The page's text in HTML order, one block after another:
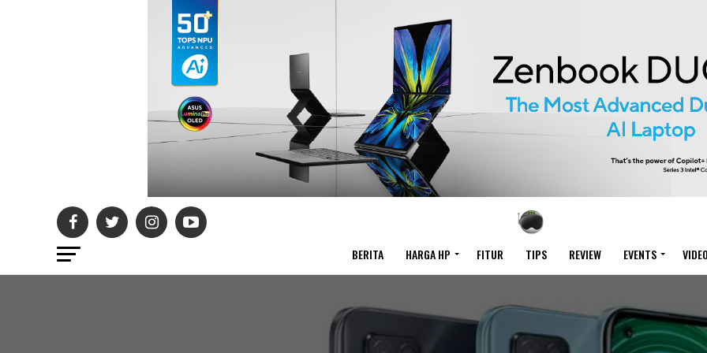
BERITA HARGA HP FITUR TIPS REVIEW EVENTS